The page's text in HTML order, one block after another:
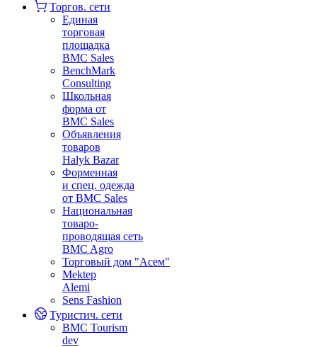
Торгов. сети
Единая
торговая
площадка
BMC Sales
BenchMark
Consulting
Школьная
форма от
BMC Sales
Объявления
товаров
Halyk Bazar
Форменная
и спец. одежда
от BMC Sales
Национальная
товаро-
проводящая сеть
BMC Agro
Торговый дом "Асем"
Mektep
Alemi
Sens Fashion
Туристич. сети
BMC Tourism
dev